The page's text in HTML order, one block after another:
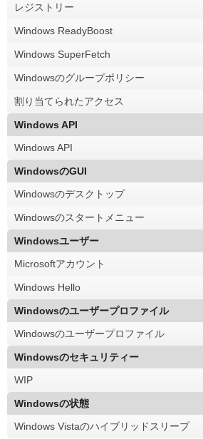
レジストリー
Windows ReadyBoost
Windows SuperFetch
Windowsのグループポリシー
割り当てられたアクセス
Windows API
Windows API
WindowsのGUI
Windowsのデスクトップ
Windowsのスタートメニュー
Windowsユーザー
Microsoftアカウント
Windows Hello
Windowsのユーザープロファイル
Windowsのユーザープロファイル
Windowsのセキュリティー
WIP
Windowsの状態
Windows Vistaのハイブリッドスリープ